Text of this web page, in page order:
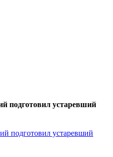
подготовил устаревший